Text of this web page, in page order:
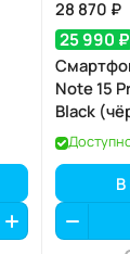
28 870 ₽
25 990 ₽
Note 15
Black
В